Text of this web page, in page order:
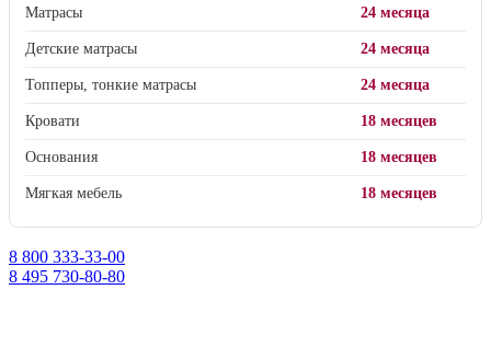
Матрасы 24 месяца
Детские матрасы 24 месяца
Топперы, тонкие матрасы 24 месяца
Кровати 18 месяцев
Основания 18 месяцев
Мягкая мебель 18 месяцев
8 800 333-33-00
8 495 730-80-80